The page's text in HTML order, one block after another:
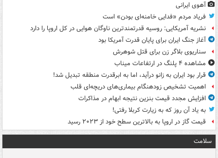
آهوی ایرانی
فریاد مردم «فدایی خامنه‌ای بودن» است
نشریه آمریکایی: روسیه قدرتمندترین ناوگان هوایی در کل اروپا را دارد
آغاز جنگ ایران برای پایان قدرت آمریکا بود
سناریوی بلاگر زن برای قتل شوهرش
مشاهده ۴ پلنگ در ارتفاعات میناب
قرار بود ایران به زانو درآید، اما به ابرقدرت منطقه تبدیل شد!
اهمیت تشخیص زودهنگام بیماری‌های دریچه‌ای قلب
افزایش مجدد قیمت بنزین نتیجه ابهام در مذاکرات
به یاد آن روز که به زیارت کربلا رفتی!
قیمت گاز در اروپا به بالاترین سطح خود از ۲۰۲۳ رسید
سلامت